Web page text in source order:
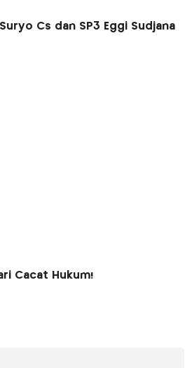
Cs dan SP3 Eggi Sudjana
Cacat Hukum!